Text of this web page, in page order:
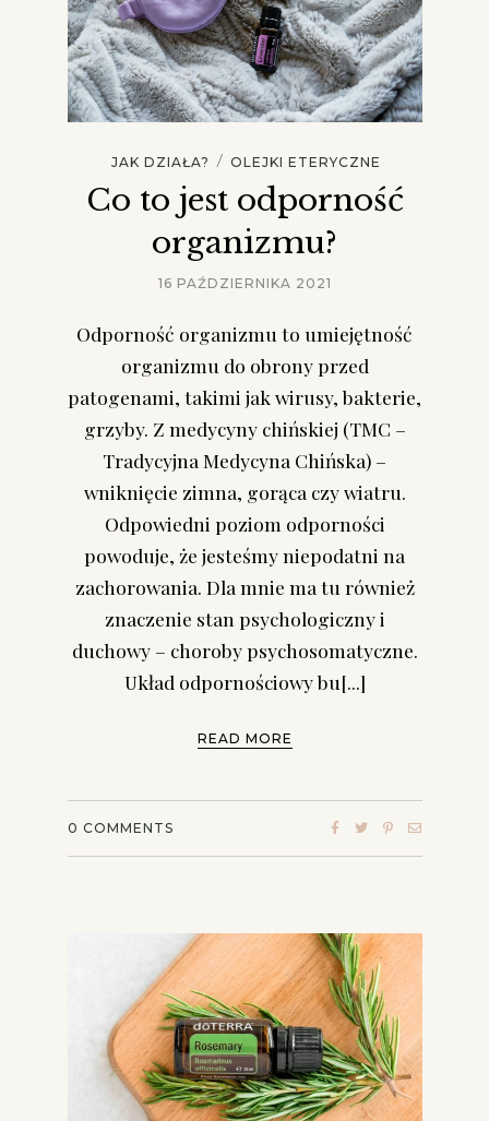
JAK DZIAŁA? / OLEJKI ETERYCZNE
Co to jest odporność
organizmu?
16 PAŹDZIERNIKA 2021
Odporność organizmu to umiejętność
organizmu do obrony przed
patogenami, takimi jak wirusy, bakterie,
grzyby. Z medycyny chińskiej (TMC –
Tradycyjna Medycyna Chińska) –
wniknięcie zimna, gorąca czy wiatru.
Odpowiedni poziom odporności
powoduje, że jesteśmy niepodatni na
zachorowania. Dla mnie ma tu również
znaczenie stan psychologiczny i
duchowy – choroby psychosomatyczne.
Układ odpornościowy bu[...]
READ MORE
0 COMMENTS